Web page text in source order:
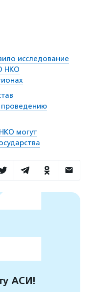
исследование
НКО
проведению
могут
АСИ!